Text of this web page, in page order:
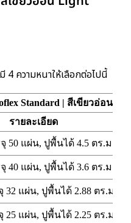
4 ความหนาให้เลือกต่อไปนี้
Standard | สีเขียวอ่อน
รายละเอียด
50 แผ่น, ปูพื้นได้ 4.5 ตร.ม.
40 แผ่น, ปูพื้นได้ 3.6 ตร.ม.
32 แผ่น, ปูพื้นได้ 2.88 ตร.ม.
25 แผ่น, ปูพื้นได้ 2.25 ตร.ม.